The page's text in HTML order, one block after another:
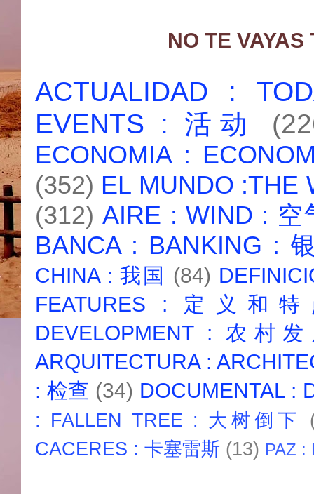
NO TE
ACTUALIDAD :
EVENTS : 活动
ECONOMIA :
(352) EL MUNDO :THE
(312) AIRE : WIND : 空
BANCA : BANKING :
CHINA : 我国 (84)
FEATURES : 定义和
DEVELOPMENT : 农村
ARQUITECTURA :
: 检查 (34) DOCUMENTAL :
: FALLEN TREE : 大树倒下
CACERES : 卡塞雷斯 (13) PAZ :